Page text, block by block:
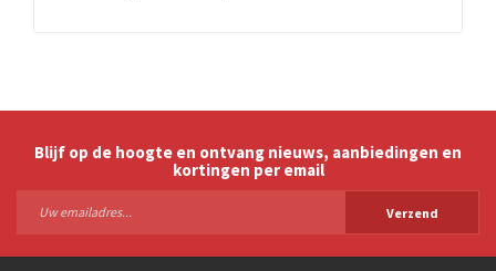
Blijf op de hoogte en ontvang nieuws, aanbiedingen en
kortingen per email
Verzend